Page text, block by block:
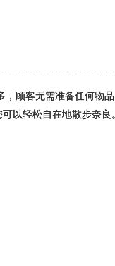
顾客无需准备任何物
以轻松自在地散步奈